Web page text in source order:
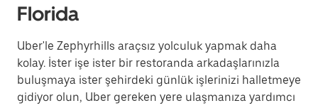
Florida
Uber'le Zephyrhills araçsız yolculuk yapmak daha
kolay. İster işe ister bir restoranda arkadaşlarınızla
buluşmaya ister şehirdeki günlük işlerinizi halletmeye
gidiyor olun, Uber gereken yere ulaşmanıza yardımcı